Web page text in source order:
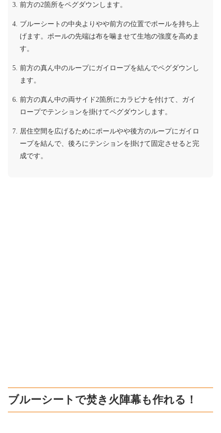
前方の2箇所をペグダウンします。
ブルーシートの中央よりやや前方の位置でポールを持ち上
げます。ポールの先端は布を噛ませて生地の強度を高めま
す。
前方の真ん中のループにガイロープを結んでペグダウンし
ます。
前方の真ん中の両サイド2箇所にカラビナを付けて、ガイ
ロープでテンションを掛けてペグダウンします。
居住空間を広げるためにポールやや後方のループにガイロ
ープを結んで、後ろにテンションを掛けて固定させると完
成です。
ブルーシートで焚き火陣幕も作れる！